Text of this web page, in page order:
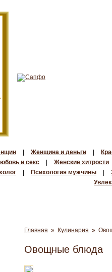
Женщина и деньги
и секс
Женские хитрости
Психология мужчины
Главная » Кулинария »
Овощные блюда